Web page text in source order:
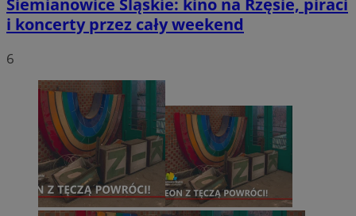
Siemianowice Śląskie: kino na Rzęsie, piraci
i koncerty przez cały weekend
6